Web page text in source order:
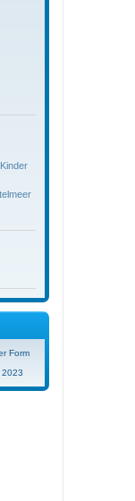
Form